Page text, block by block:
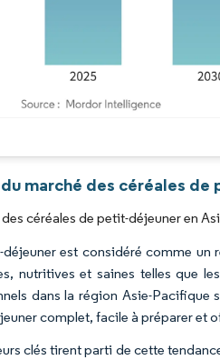
marché des céréales
céréales de petit-déjeuner en
déjeuner est considéré comme
nutritives et saines telles que
dans la région Asie-Pacifique
complet, facile à préparer et
clés tirent parti de cette